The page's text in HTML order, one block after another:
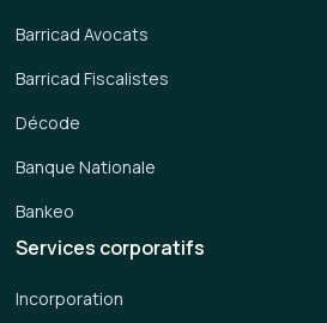
Services corporatifs
Incorporation
Barricad Avocats
Barricad Fiscalistes
Décode
Banque Nationale
Bankeo